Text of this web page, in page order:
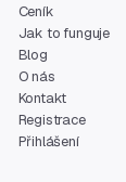
Ceník
Jak to funguje
Blog
O nás
Kontakt
Registrace
Přihlášení